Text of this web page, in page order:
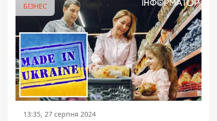
БІЗНЕС
13:35, 27 серпня 2024